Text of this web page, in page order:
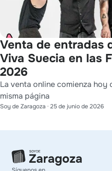
Venta de entradas
Viva Suecia en las
2026
La venta online comienza hoy
misma página
Soy de Zaragoza · 25 de junio de 2026